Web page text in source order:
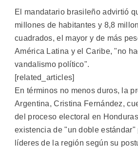
El mandatario brasileño advirtió
millones de habitantes y 8,8
cuadrados, el mayor y de más
América Latina y el Caribe, "no
vandalismo político".
[related_articles]
En términos no menos duros, la
Argentina, Cristina Fernández,
del proceso electoral en
existencia de "un doble
líderes de la región según su